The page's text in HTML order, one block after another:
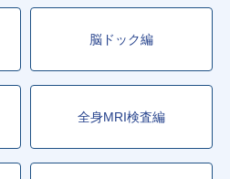
脳ドック編
全身MRI検査編